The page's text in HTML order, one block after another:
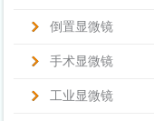
倒置显微镜
手术显微镜
工业显微镜